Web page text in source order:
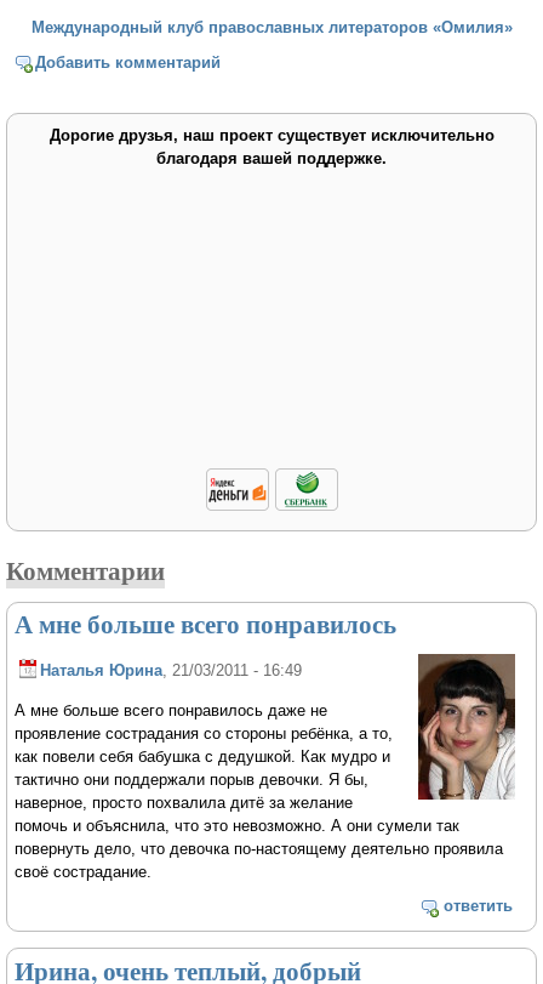
Международный клуб православных литераторов «Омилия»
Добавить комментарий
Дорогие друзья, наш проект существует исключительно
благодаря вашей поддержке.
Комментарии
А мне больше всего понравилось
Наталья Юрина , 21/03/2011 - 16:49
А мне больше всего понравилось даже не
проявление сострадания со стороны ребёнка, а то,
как повели себя бабушка с дедушкой. Как мудро и
тактично они поддержали порыв девочки. Я бы,
наверное, просто похвалила дитё за желание
помочь и объяснила, что это невозможно. А они сумели так
повернуть дело, что девочка по-настоящему деятельно проявила
своё сострадание.
ответить
Ирина, очень теплый, добрый